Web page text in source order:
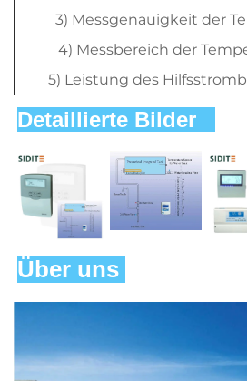
3) Messgenauigkeit der
4) Messbereich der
5) Leistung des
Detaillierte Bilder
Über uns